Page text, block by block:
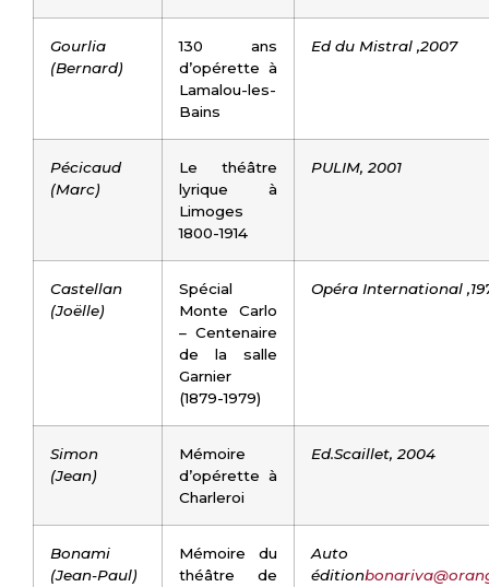
Gourlia
(Bernard)
130 ans
d’opérette à
Lamalou-les-
Bains
Ed du Mistral ,2007
Pécicaud
(Marc)
Le théâtre
lyrique à
Limoges
1800-1914
PULIM, 2001
Castellan
(Joëlle)
Spécial
Monte Carlo
– Centenaire
de la salle
Garnier
(1879-1979)
Opéra International
Simon
(Jean)
Mémoire
d’opérette à
Charleroi
Ed.Scaillet, 2004
Bonami
(Jean-Paul)
Mémoire du
théâtre de
Auto
édition